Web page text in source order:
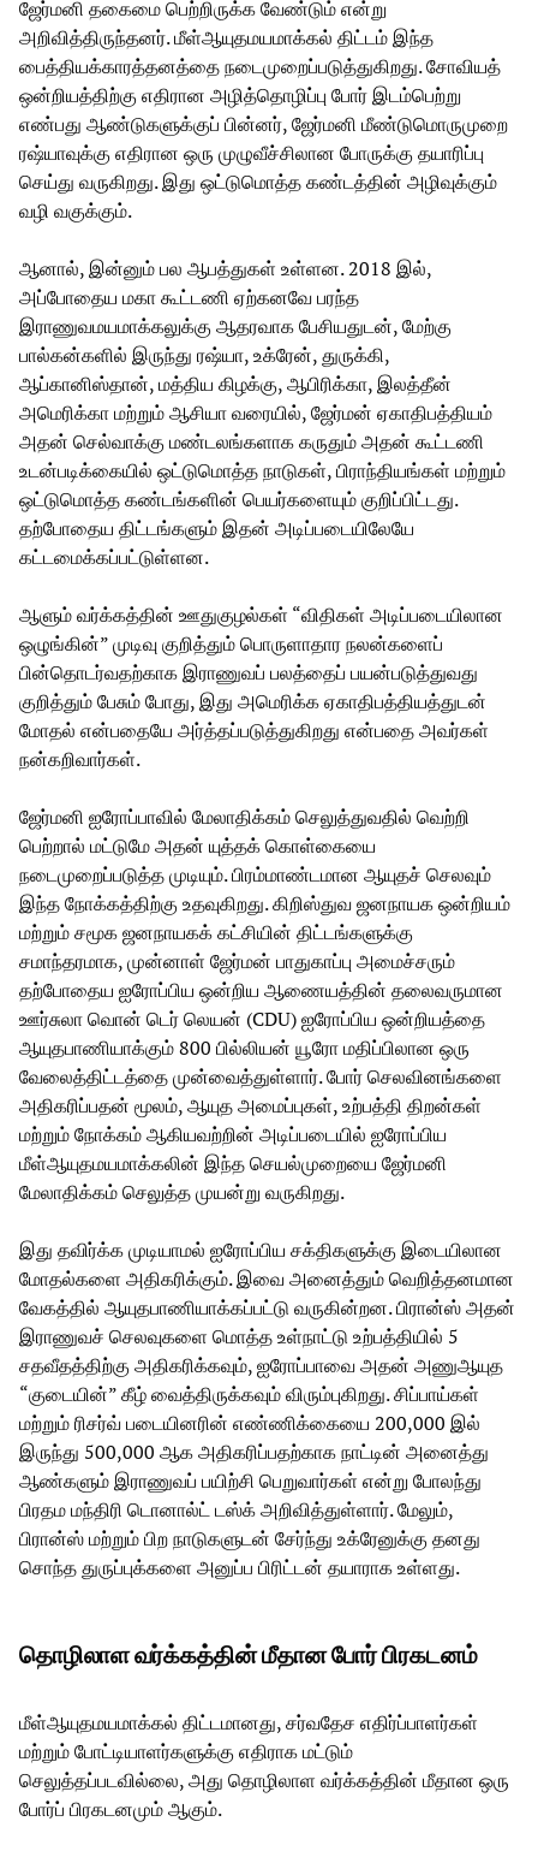
ஜேர்மனி தகைமை பெற்றிருக்க வேண்டும் என்று
அறிவித்திருந்தனர். மீள்ஆயுதமயமாக்கல் திட்டம் இந்த
பைத்தியக்காரத்தனத்தை நடைமுறைப்படுத்துகிறது. சோவியத்
ஒன்றியத்திற்கு எதிரான அழித்தொழிப்பு போர் இடம்பெற்று
எண்பது ஆண்டுகளுக்குப் பின்னர், ஜேர்மனி மீண்டுமொருமுறை
ரஷ்யாவுக்கு எதிரான ஒரு முழுவீச்சிலான போருக்கு தயாரிப்பு
செய்து வருகிறது. இது ஒட்டுமொத்த கண்டத்தின் அழிவுக்கும்
வழி வகுக்கும்.
ஆனால், இன்னும் பல ஆபத்துகள் உள்ளன. 2018 இல்,
அப்போதைய மகா கூட்டணி ஏற்கனவே பரந்த
இராணுவமயமாக்கலுக்கு ஆதரவாக பேசியதுடன், மேற்கு
பால்கன்களில் இருந்து ரஷ்யா, உக்ரேன், துருக்கி,
ஆப்கானிஸ்தான், மத்திய கிழக்கு, ஆபிரிக்கா, இலத்தீன்
அமெரிக்கா மற்றும் ஆசியா வரையில், ஜேர்மன் ஏகாதிபத்தியம்
அதன் செல்வாக்கு மண்டலங்களாக கருதும் அதன் கூட்டணி
உடன்படிக்கையில் ஒட்டுமொத்த நாடுகள், பிராந்தியங்கள் மற்றும்
ஒட்டுமொத்த கண்டங்களின் பெயர்களையும் குறிப்பிட்டது.
தற்போதைய திட்டங்களும் இதன் அடிப்படையிலேயே
கட்டமைக்கப்பட்டுள்ளன.
ஆளும் வர்க்கத்தின் ஊதுகுழல்கள் “விதிகள் அடிப்படையிலான
ஒழுங்கின்” முடிவு குறித்தும் பொருளாதார நலன்களைப்
பின்தொடர்வதற்காக இராணுவப் பலத்தைப் பயன்படுத்துவது
குறித்தும் பேசும் போது, இது அமெரிக்க ஏகாதிபத்தியத்துடன்
மோதல் என்பதையே அர்த்தப்படுத்துகிறது என்பதை அவர்கள்
நன்கறிவார்கள்.
ஜேர்மனி ஐரோப்பாவில் மேலாதிக்கம் செலுத்துவதில் வெற்றி
பெற்றால் மட்டுமே அதன் யுத்தக் கொள்கையை
நடைமுறைப்படுத்த முடியும். பிரம்மாண்டமான ஆயுதச் செலவும்
இந்த நோக்கத்திற்கு உதவுகிறது. கிறிஸ்துவ ஜனநாயக ஒன்றியம்
மற்றும் சமூக ஜனநாயகக் கட்சியின் திட்டங்களுக்கு
சமாந்தரமாக, முன்னாள் ஜேர்மன் பாதுகாப்பு அமைச்சரும்
தற்போதைய ஐரோப்பிய ஒன்றிய ஆணையத்தின் தலைவருமான
ஊர்சுலா வொன் டெர் லெயன் (CDU) ஐரோப்பிய ஒன்றியத்தை
ஆயுதபாணியாக்கும் 800 பில்லியன் யூரோ மதிப்பிலான ஒரு
வேலைத்திட்டத்தை முன்வைத்துள்ளார். போர் செலவினங்களை
அதிகரிப்பதன் மூலம், ஆயுத அமைப்புகள், உற்பத்தி திறன்கள்
மற்றும் நோக்கம் ஆகியவற்றின் அடிப்படையில் ஐரோப்பிய
மீள்ஆயுதமயமாக்கலின் இந்த செயல்முறையை ஜேர்மனி
மேலாதிக்கம் செலுத்த முயன்று வருகிறது.
இது தவிர்க்க முடியாமல் ஐரோப்பிய சக்திகளுக்கு இடையிலான
மோதல்களை அதிகரிக்கும். இவை அனைத்தும் வெறித்தனமான
வேகத்தில் ஆயுதபாணியாக்கப்பட்டு வருகின்றன. பிரான்ஸ் அதன்
இராணுவச் செலவுகளை மொத்த உள்நாட்டு உற்பத்தியில் 5
சதவீதத்திற்கு அதிகரிக்கவும், ஐரோப்பாவை அதன் அணுஆயுத
“குடையின்” கீழ் வைத்திருக்கவும் விரும்புகிறது. சிப்பாய்கள்
மற்றும் ரிசர்வ் படையினரின் எண்ணிக்கையை 200,000 இல்
இருந்து 500,000 ஆக அதிகரிப்பதற்காக நாட்டின் அனைத்து
ஆண்களும் இராணுவப் பயிற்சி பெறுவார்கள் என்று போலந்து
பிரதம மந்திரி டொனால்ட் டஸ்க் அறிவித்துள்ளார். மேலும்,
பிரான்ஸ் மற்றும் பிற நாடுகளுடன் சேர்ந்து உக்ரேனுக்கு தனது
சொந்த துருப்புக்களை அனுப்ப பிரிட்டன் தயாராக உள்ளது.
தொழிலாள வர்க்கத்தின் மீதான போர் பிரகடனம்
மீள்ஆயுதமயமாக்கல் திட்டமானது, சர்வதேச எதிர்ப்பாளர்கள்
மற்றும் போட்டியாளர்களுக்கு எதிராக மட்டும்
செலுத்தப்படவில்லை, அது தொழிலாள வர்க்கத்தின் மீதான ஒரு
போர்ப் பிரகடனமும் ஆகும்.